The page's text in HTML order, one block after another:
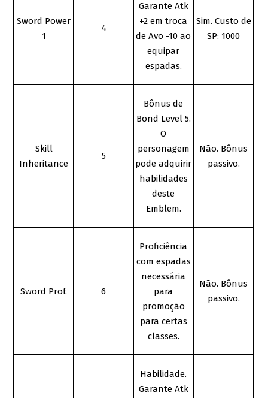
Sword Power
1
4
Garante Atk
+2 em troca
de Avo -10 ao
equipar
espadas.
Sim. Custo de
SP: 1000
Skill
Inheritance
5
Bônus de
Bond Level 5.
O
personagem
pode adquirir
habilidades
deste
Emblem.
Não. Bônus
passivo.
Sword Prof. 6
Proficiência
com espadas
necessária
para
promoção
para certas
classes.
Não. Bônus
passivo.
Habilidade.
Garante Atk